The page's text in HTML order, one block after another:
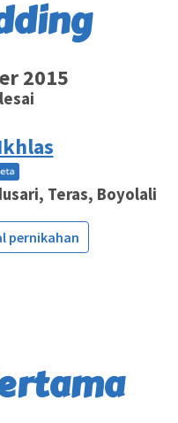
2015
Teras, Boyolali
pernikahan